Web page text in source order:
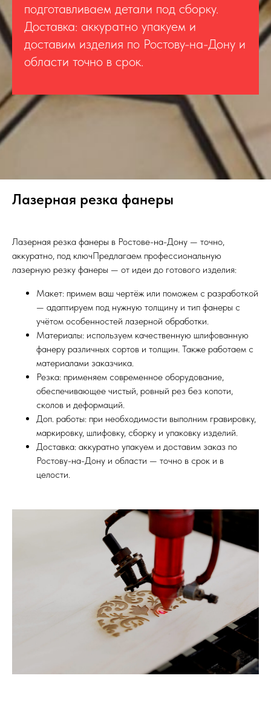
подготавливаем детали под сборку.
Доставка: аккуратно упакуем и
доставим изделия по Ростову-на-Дону и
области точно в срок.
Лазерная резка фанеры
Лазерная резка фанеры в Ростове-на-Дону — точно,
аккуратно, под ключПредлагаем профессиональную
лазерную резку фанеры — от идеи до готового изделия:
Макет: примем ваш чертёж или поможем с разработкой
— адаптируем под нужную толщину и тип фанеры с
учётом особенностей лазерной обработки.
Материалы: используем качественную шлифованную
фанеру различных сортов и толщин. Также работаем с
материалами заказчика.
Резка: применяем современное оборудование,
обеспечивающее чистый, ровный рез без копоти,
сколов и деформаций.
Доп. работы: при необходимости выполним гравировку,
маркировку, шлифовку, сборку и упаковку изделий.
Доставка: аккуратно упакуем и доставим заказ по
Ростову-на-Дону и области — точно в срок и в
целости.